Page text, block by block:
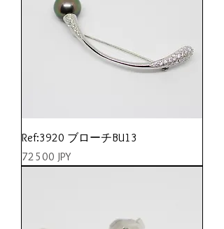
Ref:3920 ブローチBU13
Prix
72 500 JPY